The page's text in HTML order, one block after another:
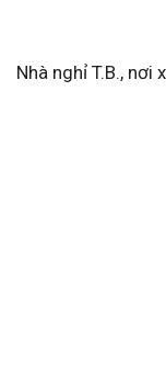
Nhà nghỉ T.B., nơi